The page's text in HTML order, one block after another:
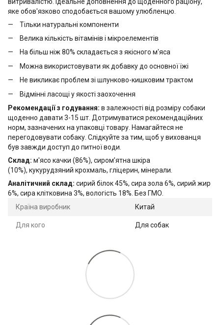
яке обов'язково сподобається вашому улюбленцю.
Тільки натуральні компоненти
Велика кількість вітамінів і мікроелементів
На більш ніж 80% складається з якісного м'яса
Можна використовувати як добавку до основної їжі
Не викликає проблем зі шлунково-кишковим трактом
Відмінні ласощі у якості заохочення
Рекомендації з годування: в залежності від розміру собаки
щоденно давати 3-15 шт. Дотримуватися рекомендаційних
норм, зазначених на упаковці товару. Намагайтеся не
перегодовувати собаку. Слідкуйте за тим, щоб у вихованця
був завжди доступ до питної води.
Склад: м'ясо качки (86%), cиром’ятна шкіра
(10%), кукурудзяний крохмаль, гліцерин, мінерали.
Аналітичний склад: сирий білок 45%, сира зола 6%, сирий жир
6%, сира клітковина 3%, вологість 18%. Без ГМО.
Країна виробник
Китай
Для кого Для собак